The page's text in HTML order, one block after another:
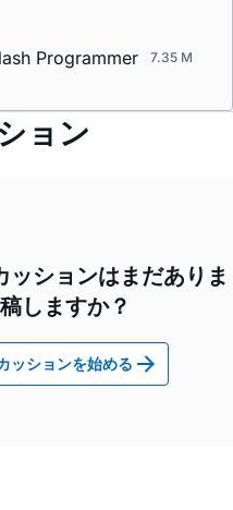
Programmer 7.35 M
ョン
ッションはまだありま
しますか？
ッションを始める